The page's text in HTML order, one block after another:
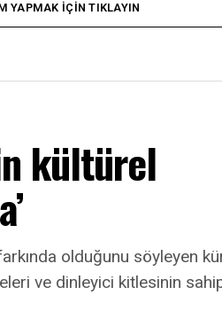
YAPMAK IÇIN TIKLAYIN
kültürel
olduğunu söyleyen
ve dinleyici kitlesinin